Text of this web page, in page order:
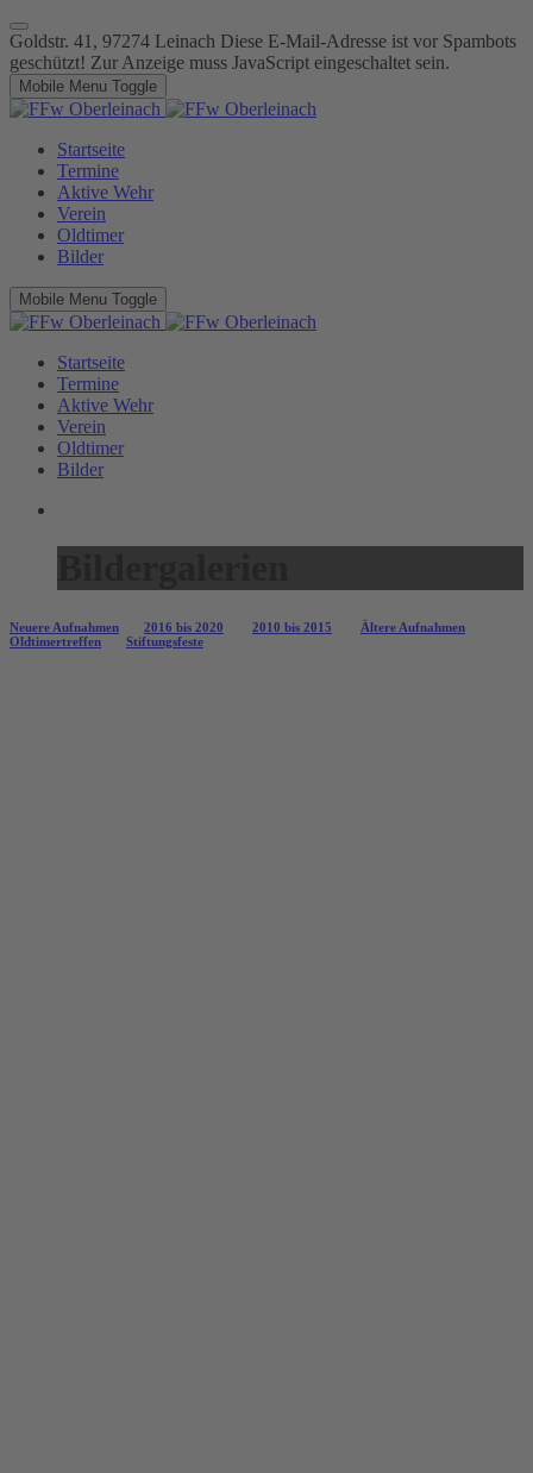
Goldstr. 41, 97274 Leinach Diese E-Mail-Adresse ist vor Spambots
geschützt! Zur Anzeige muss JavaScript eingeschaltet sein.
Mobile Menu Toggle
Startseite
Termine
Aktive Wehr
Verein
Oldtimer
Bilder
Mobile Menu Toggle
Startseite
Termine
Aktive Wehr
Verein
Oldtimer
Bilder
Neuere Aufnahmen 2016 bis 2020 2010 bis 2015
Ältere Aufnahmen
Oldtimertreffen
Stiftungsfeste